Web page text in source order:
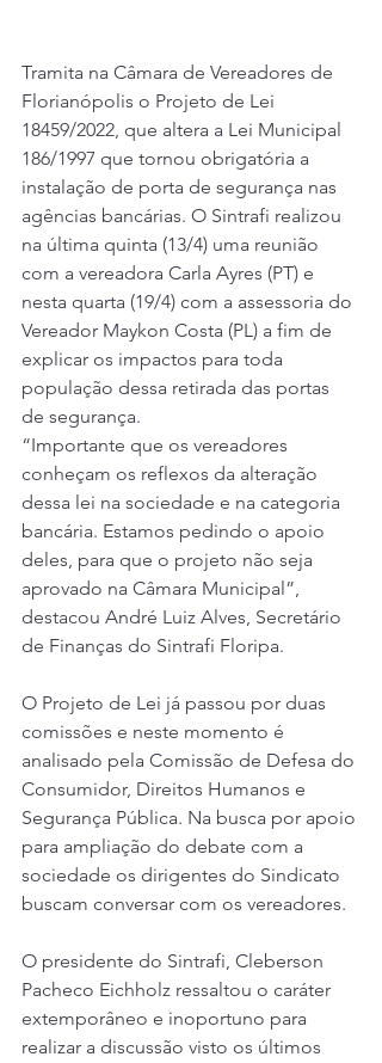
Tramita na Câmara de Vereadores de
Florianópolis o Projeto de Lei
18459/2022, que altera a Lei Municipal
186/1997 que tornou obrigatória a
instalação de porta de segurança nas
agências bancárias. O Sintrafi realizou
na última quinta (13/4) uma reunião
com a vereadora Carla Ayres (PT) e
nesta quarta (19/4) com a assessoria do
Vereador Maykon Costa (PL) a fim de
explicar os impactos para toda
população dessa retirada das portas
de segurança.
“Importante que os vereadores
conheçam os reflexos da alteração
dessa lei na sociedade e na categoria
bancária. Estamos pedindo o apoio
deles, para que o projeto não seja
aprovado na Câmara Municipal”,
destacou André Luiz Alves, Secretário
de Finanças do Sintrafi Floripa.
O Projeto de Lei já passou por duas
comissões e neste momento é
analisado pela Comissão de Defesa do
Consumidor, Direitos Humanos e
Segurança Pública. Na busca por apoio
para ampliação do debate com a
sociedade os dirigentes do Sindicato
buscam conversar com os vereadores.
O presidente do Sintrafi, Cleberson
Pacheco Eichholz ressaltou o caráter
extemporâneo e inoportuno para
realizar a discussão visto os últimos